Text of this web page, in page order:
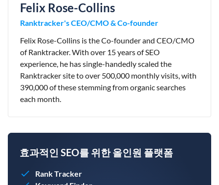
Felix Rose-Collins
Ranktracker's CEO/CMO & Co-founder
Felix Rose-Collins is the Co-founder and CEO/CMO
of Ranktracker. With over 15 years of SEO
experience, he has single-handedly scaled the
Ranktracker site to over 500,000 monthly visits, with
390,000 of these stemming from organic searches
each month.
효과적인 SEO를 위한 올인원 플랫폼
Rank Tracker